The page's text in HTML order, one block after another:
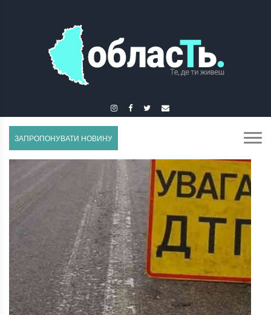
ЗАПРОПОНУВАТИ НОВИНУ